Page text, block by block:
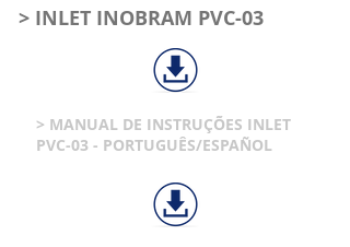
> INLET INOBRAM PVC-03
> MANUAL DE INSTRUÇÕES INLET
PVC-03 - PORTUGUÊS/ESPAÑOL